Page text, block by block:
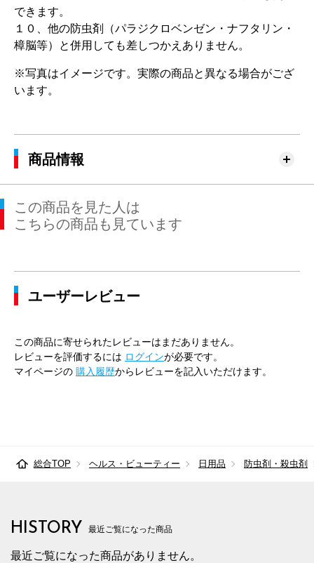
できます。
１０、他の防虫剤（パラジクロベンゼン・ナフタリン・
樟脳等）と併用しても差しつかえありません。
※写真はイメージです。実際の商品と異なる場合がござ
います。
商品情報
この商品を見た人は
こちらの商品も見ています
ユーザーレビュー
この商品に寄せられたレビューはまだありません。
レビューを評価するには ログインが必要です。
マイページの 購入履歴からレビューを記入いただけます。
総合TOP ヘルス・ビューティー 日用品 防虫剤・殺虫剤
HISTORY 最近ご覧になった商品
最近ご覧になった商品がありません。